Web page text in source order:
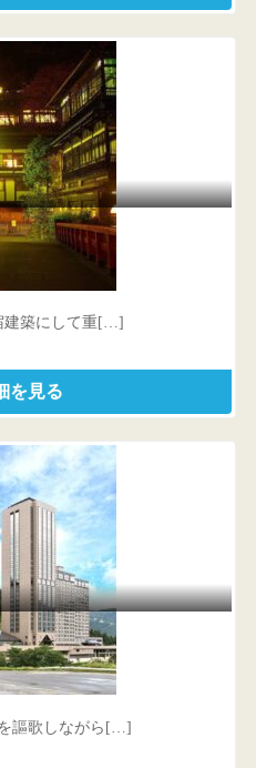
甲4236
建築にして重[…]
を見る
9
謳歌しながら[…]